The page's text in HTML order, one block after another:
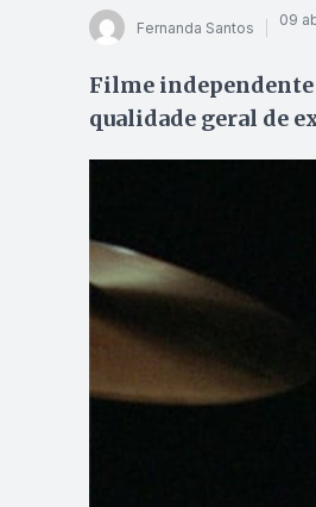
Fernanda Santos 09
Filme independente
qualidade geral de